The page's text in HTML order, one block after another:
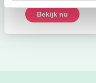
Bekijk nu